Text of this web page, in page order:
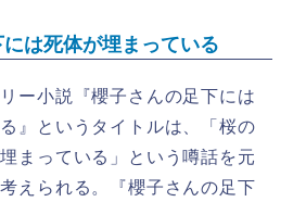
は死体が埋まっている
ー小説『櫻子さんの足下には
』というタイトルは、「桜の
まっている」という噂話を元
えられる。『櫻子さんの足下